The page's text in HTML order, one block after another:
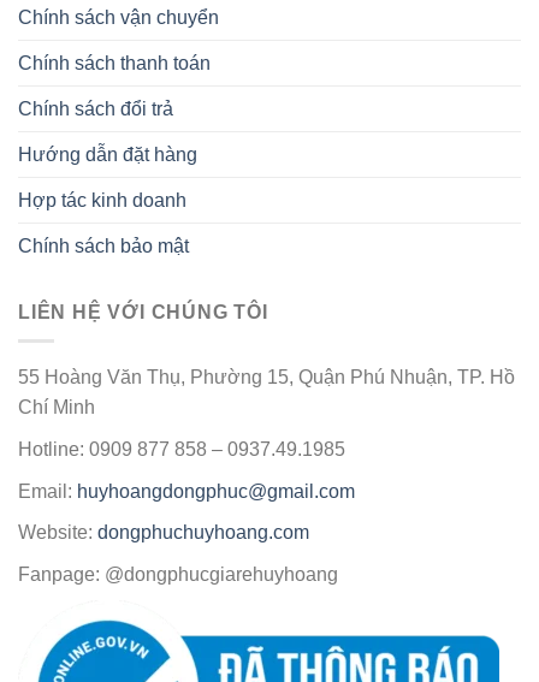
Chính sách vận chuyển
Chính sách thanh toán
Chính sách đổi trả
Hướng dẫn đặt hàng
Hợp tác kinh doanh
Chính sách bảo mật
LIÊN HỆ VỚI CHÚNG TÔI
55 Hoàng Văn Thụ, Phường 15, Quận Phú Nhuận, TP. Hồ
Chí Minh
Hotline: 0909 877 858 – 0937.49.1985
Email: huyhoangdongphuc@gmail.com
Website: dongphuchuyhoang.com
Fanpage: @dongphucgiarehuyhoang